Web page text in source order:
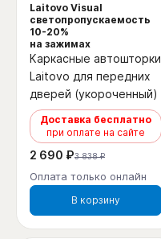
Laitovo Visual
светопропускаемость
10-20%
на зажимах
Каркасные автошторки
Laitovo для передних
дверей (укороченный)
Доставка бесплатно
при оплате на сайте
2 690 ₽3 838 ₽
Оплата только онлайн
В корзину